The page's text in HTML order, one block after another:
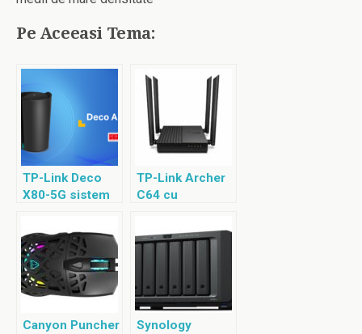
Pe Aceeasi Tema:
TP-Link Deco
X80-5G sistem
TP-Link Archer
C64 cu
Canyon Puncher
Synology